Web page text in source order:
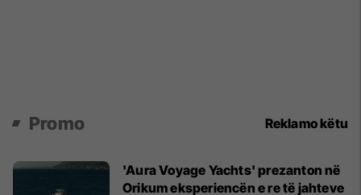
Promo Reklamo këtu
'Aura Voyage Yachts' prezanton në
Orikum eksperiencën e re të jahteve